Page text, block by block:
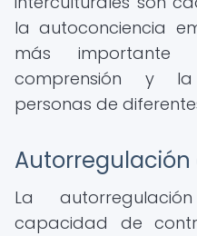
la autoconciencia
más
comprensión y
personas de
La
capacidad de